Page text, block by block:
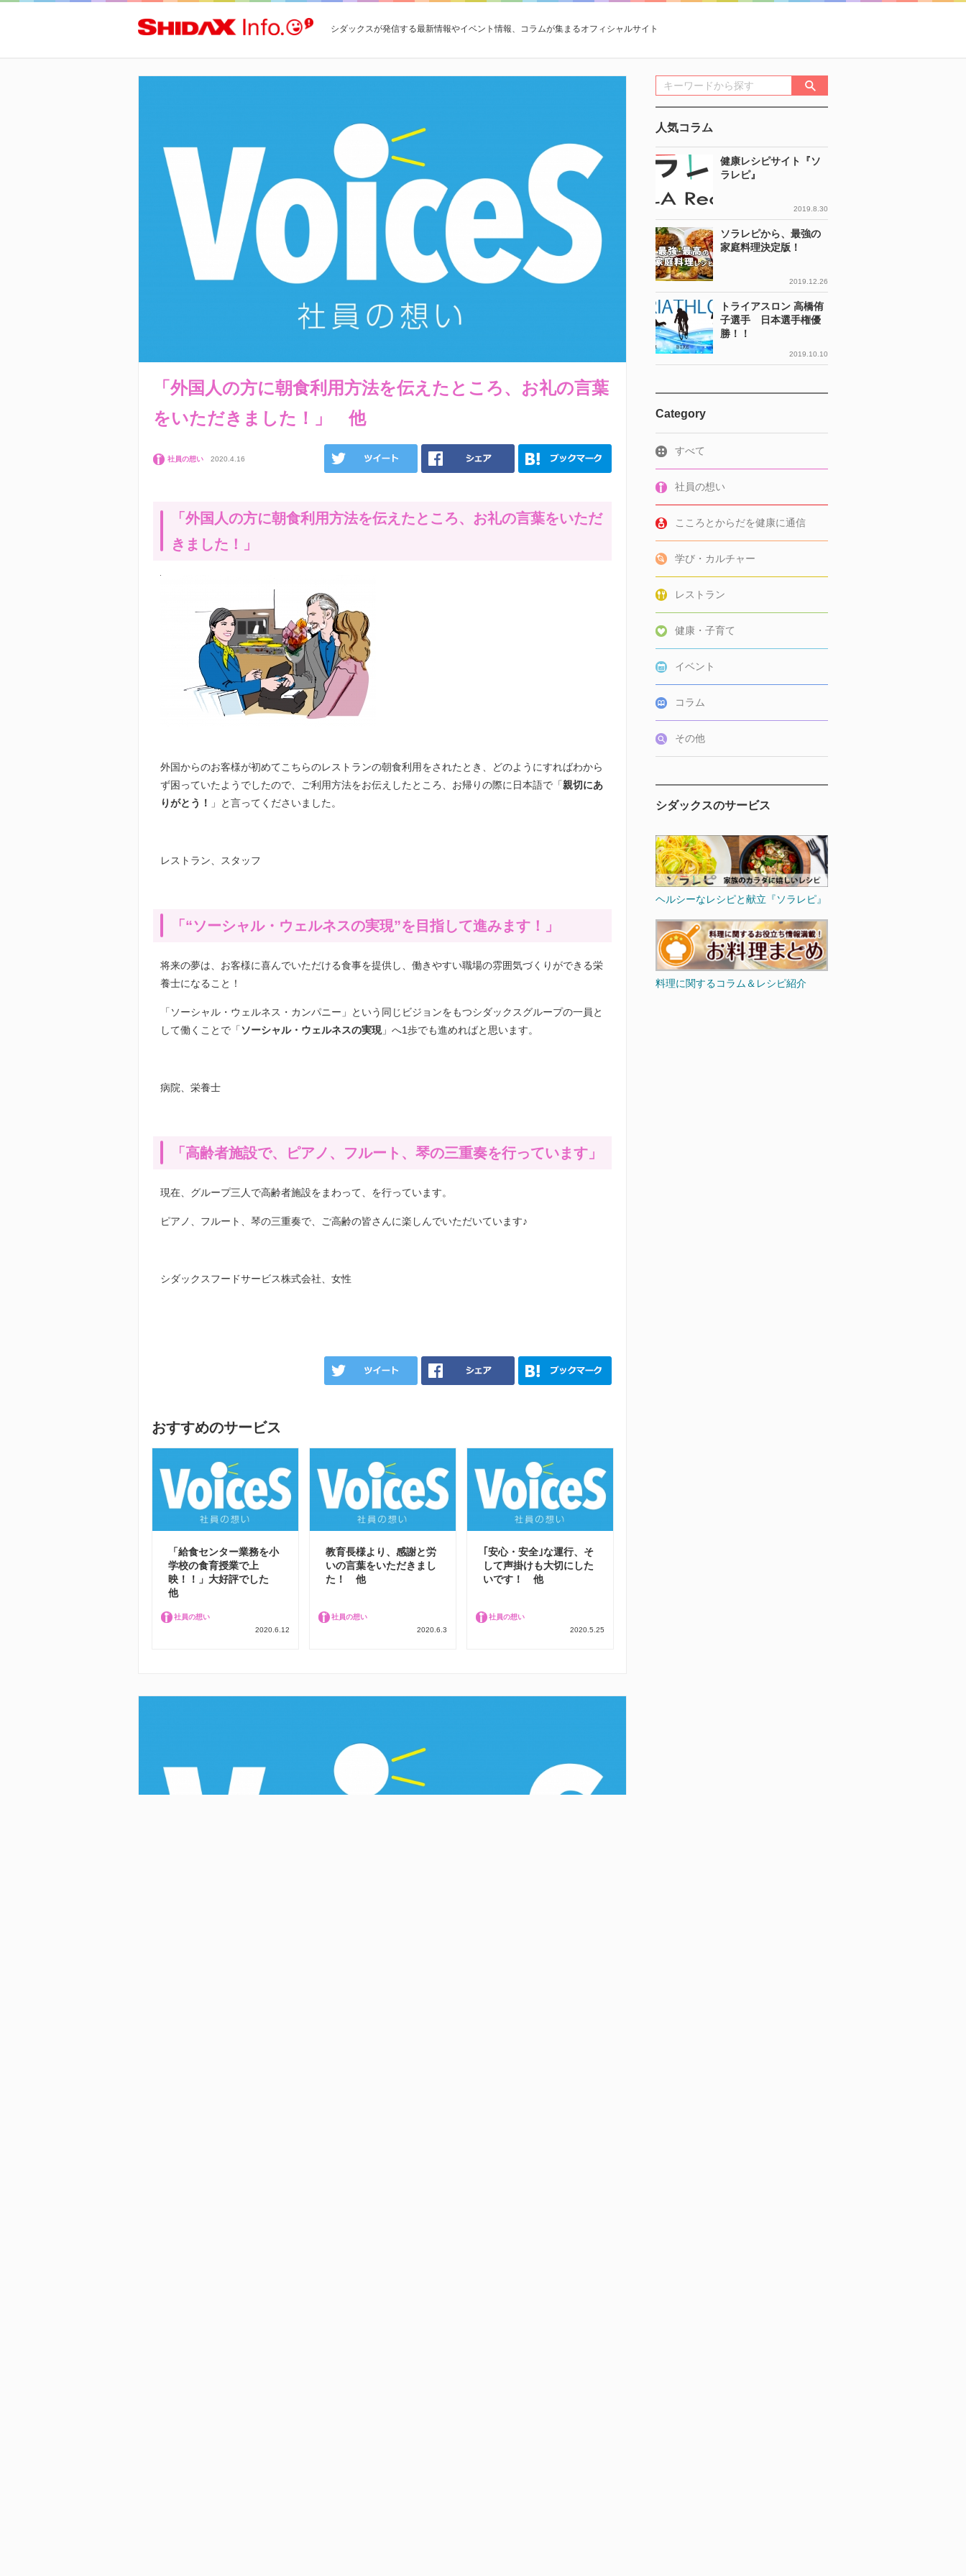
シダックスが発信する最新情報やイベント情報、コラムが集まるオフィシャルサイト
「外国人の方に朝食利用方法を伝えたところ、お礼の言葉
をいただきました！」 他
社員の想い 2020.4.16
「外国人の方に朝食利用方法を伝えたところ、お礼の言葉をいただ
きました！」
外国からのお客様が初めてこちらのレストランの朝食利用をされたとき、どのようにすればわから
ず困っていたようでしたので、ご利用方法をお伝えしたところ、お帰りの際に日本語で「親切にあ
りがとう！
」と言ってくださいました。
レストラン、スタッフ
「“ソーシャル・ウェルネスの実現”を目指して進みます！」
将来の夢は、お客様に喜んでいただける食事を提供し、働きやすい職場の雰囲気づくりができる栄
養士になること！
「ソーシャル・ウェルネス・カンパニー」という同じビジョンをもつシダックスグループの一員と
して働くことで「ソーシャル・ウェルネスの実現」へ1歩でも進めればと思います。
病院、栄養士
「高齢者施設で、ピアノ、フルート、琴の三重奏を行っています」
現在、グループ三人で高齢者施設をまわって、を行っています。
ピアノ、フルート、琴の三重奏で、ご高齢の皆さんに楽しんでいただいています♪
シダックスフードサービス株式会社、女性
おすすめのサービス
「給食センター業務を小
学校の食育授業で上
映！！」大好評でした
他
社員の想い
2020.6.12
教育長様より、感謝と労
いの言葉をいただきまし
た！ 他
社員の想い
2020.6.3
｢安心・安全｣な運行、そ
して声掛けも大切にした
いです！ 他
社員の想い
2020.5.25
人気コラム
健康レシピサイト『ソ
ラレピ』
2019.8.30
ソラレピから、最強の
家庭料理決定版！
2019.12.26
トライアスロン 高橋侑
子選手 日本選手権優
勝！！
2019.10.10
Category
すべて
社員の想い
こころとからだを健康に通信
学び・カルチャー
レストラン
健康・子育て
イベント
コラム
その他
シダックスのサービス
ヘルシーなレシピと献立『ソラレピ』
料理に関するコラム＆レシピ紹介